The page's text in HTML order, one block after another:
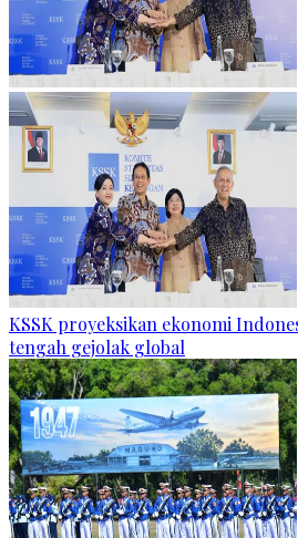
KSSK proyeksikan ekonomi
tengah gejolak global